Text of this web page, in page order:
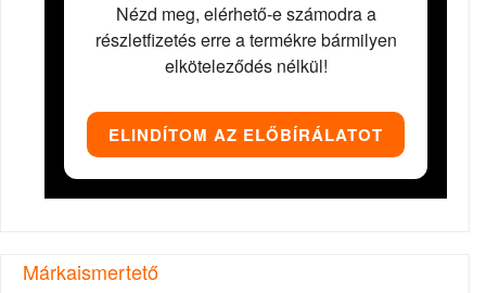
Nézd meg, elérhető-e számodra a
részletfizetés erre a termékre bármilyen
elköteleződés nélkül!
ELINDÍTOM AZ ELŐBÍRÁLATOT
Márkaismertető